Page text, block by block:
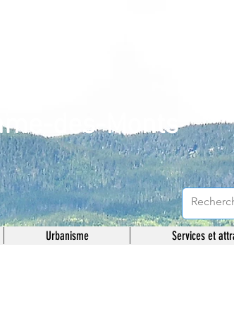
des-Monts
Urbanisme Services et